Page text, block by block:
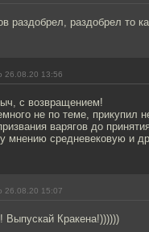
раздобрел, раздобрел то
26.08.20 13:56
с возвращением!
не по теме, прикупил
варягов до
мнению средневековую и
26.08.20 15:07
Выпускай Кракена!))))))